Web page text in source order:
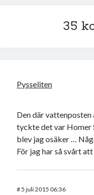
35
Pysseliten
Den där vattenposten
tyckte det var Homer
blev jag osäker …
För jag har så svårt
#5 juli 2015 06:36